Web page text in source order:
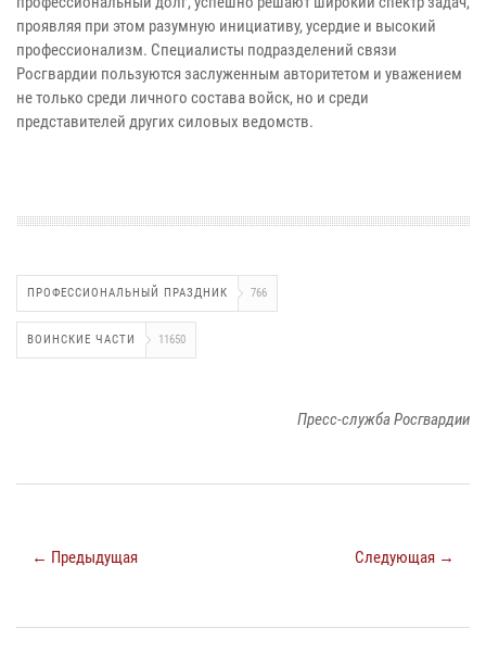
проявляя при этом разумную инициативу, усердие и высокий
профессионализм. Специалисты подразделений связи
Росгвардии пользуются заслуженным авторитетом и уважением
не только среди личного состава войск, но и среди
представителей других силовых ведомств.
ПРОФЕССИОНАЛЬНЫЙ ПРАЗДНИК 766
ВОИНСКИЕ ЧАСТИ 11650
Пресс-служба Росгвардии
← Предыдущая Следующая →